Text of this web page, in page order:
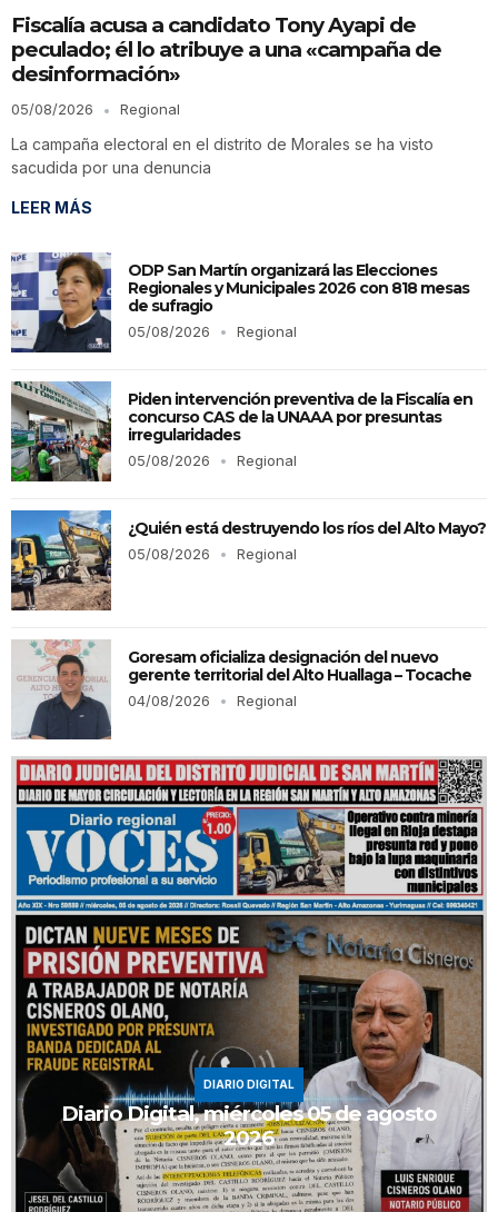
DIARIO DIGITAL
Diario Digital, miércoles 05 de agosto
2026
Fiscalía acusa a candidato Tony Ayapi de
peculado; él lo atribuye a una «campaña de
desinformación»
05/08/2026 Regional
La campaña electoral en el distrito de Morales se ha visto
sacudida por una denuncia
LEER MÁS
ODP San Martín organizará las Elecciones
Regionales y Municipales 2026 con 818 mesas
de sufragio
05/08/2026 Regional
Piden intervención preventiva de la Fiscalía en
concurso CAS de la UNAAA por presuntas
irregularidades
05/08/2026 Regional
¿Quién está destruyendo los ríos del Alto Mayo?
05/08/2026 Regional
Goresam oficializa designación del nuevo
gerente territorial del Alto Huallaga – Tocache
04/08/2026 Regional